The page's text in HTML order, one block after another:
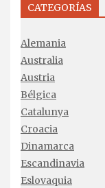
CATEGORÍAS
Alemania
Australia
Austria
Bélgica
Catalunya
Croacia
Dinamarca
Escandinavia
Eslovaquia